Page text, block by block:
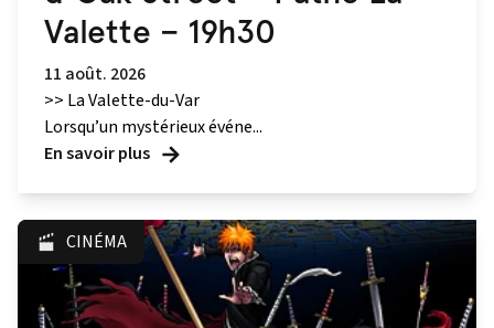
Valette – 19h30
11 août. 2026
>> La Valette-du-Var
Lorsqu’un mystérieux événe...
En savoir plus
CINÉMA